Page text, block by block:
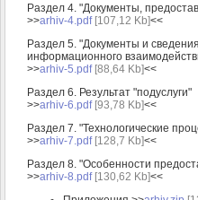
Раздел 4. "Документы,
>>arhiv-4.pdf[107,12 Kb]<<
Раздел 5. "Документы и
информационного
>>arhiv-5.pdf[88,64 Kb]<<
Раздел 6. Результат "подуслуги"
>>arhiv-6.pdf[93,78 Kb]<<
Раздел 7. "Технологические
>>arhiv-7.pdf[128,7 Kb]<<
Раздел 8. "Особенности
>>arhiv-8.pdf[130,62 Kb]<<